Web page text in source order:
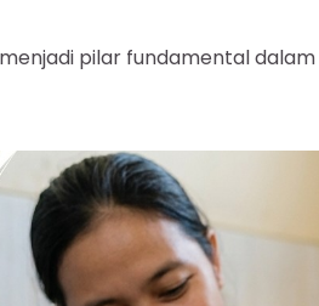
pilar fundamental